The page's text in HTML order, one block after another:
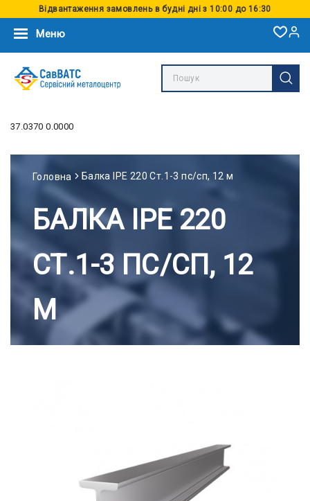
Відвантаження замовлень в будні дні з 10:00 до 16:30
Меню
37.0370 0.0000
Головна Балка IPE 220 Ст.1-3 пс/сп, 12 м
БАЛКА IPE 220
СТ.1-3 ПС/СП, 12
М